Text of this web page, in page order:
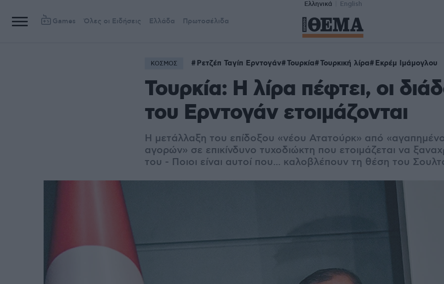
Ελληνικά English
Games Όλες οι Ειδήσεις Ελλάδα Πρωτοσέλιδα
ΚΟΣΜΟΣ Ρετζέπ Ταγίπ Ερντογάν Τουρκία Τουρκική λίρα Εκρέμ Ιμάμογλου
Τουρκία: Η λίρα πέφτει, οι
του Ερντογάν ετοιμάζονται
Η μετάλλαξη του επίδοξου «νέου Ατατούρκ» από
αγορών» σε επικίνδυνο τυχοδιώκτη που ετοιμάζεται να
του - Ποιοι είναι αυτοί που... καλοβλέπουν τη θέση του